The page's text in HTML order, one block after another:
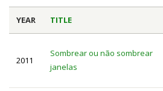
YEAR TITLE
2011
Sombrear ou não sombrear
janelas